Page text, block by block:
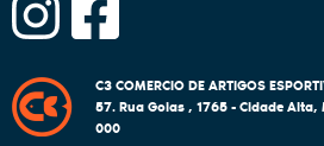
C3 COMERCIO DE ARTIGOS
57.Rua Goias , 1765-Cidade Alta,
000